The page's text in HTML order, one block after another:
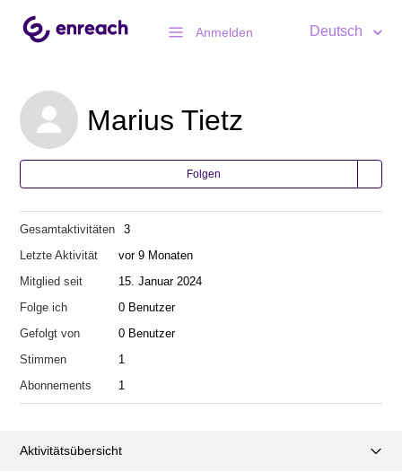
Anmelden Deutsch
Marius Tietz
Folgen
Gesamtaktivitäten
3
Letzte Aktivität
vor 9 Monaten
Mitglied seit
15. Januar 2024
Folge ich
0 Benutzer
Gefolgt von
0 Benutzer
Stimmen
1
Abonnements
1
Aktivitätsübersicht